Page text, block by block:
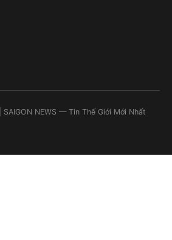
| SAIGON NEWS — Tin Thế Giới Mới Nhất